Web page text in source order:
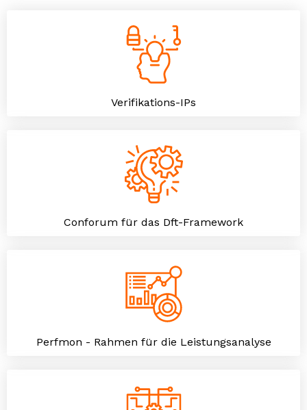
Verifikations-IPs
Conforum für das Dft-Framework
Perfmon - Rahmen für die Leistungsanalyse